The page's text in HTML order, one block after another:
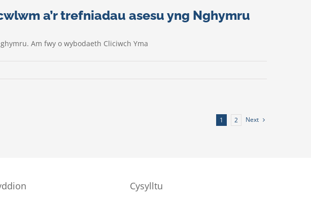
a’r trefniadau asesu yng Nghymru
Am fwy o wybodaeth Cliciwch Yma
1 2 Next
Cysylltu